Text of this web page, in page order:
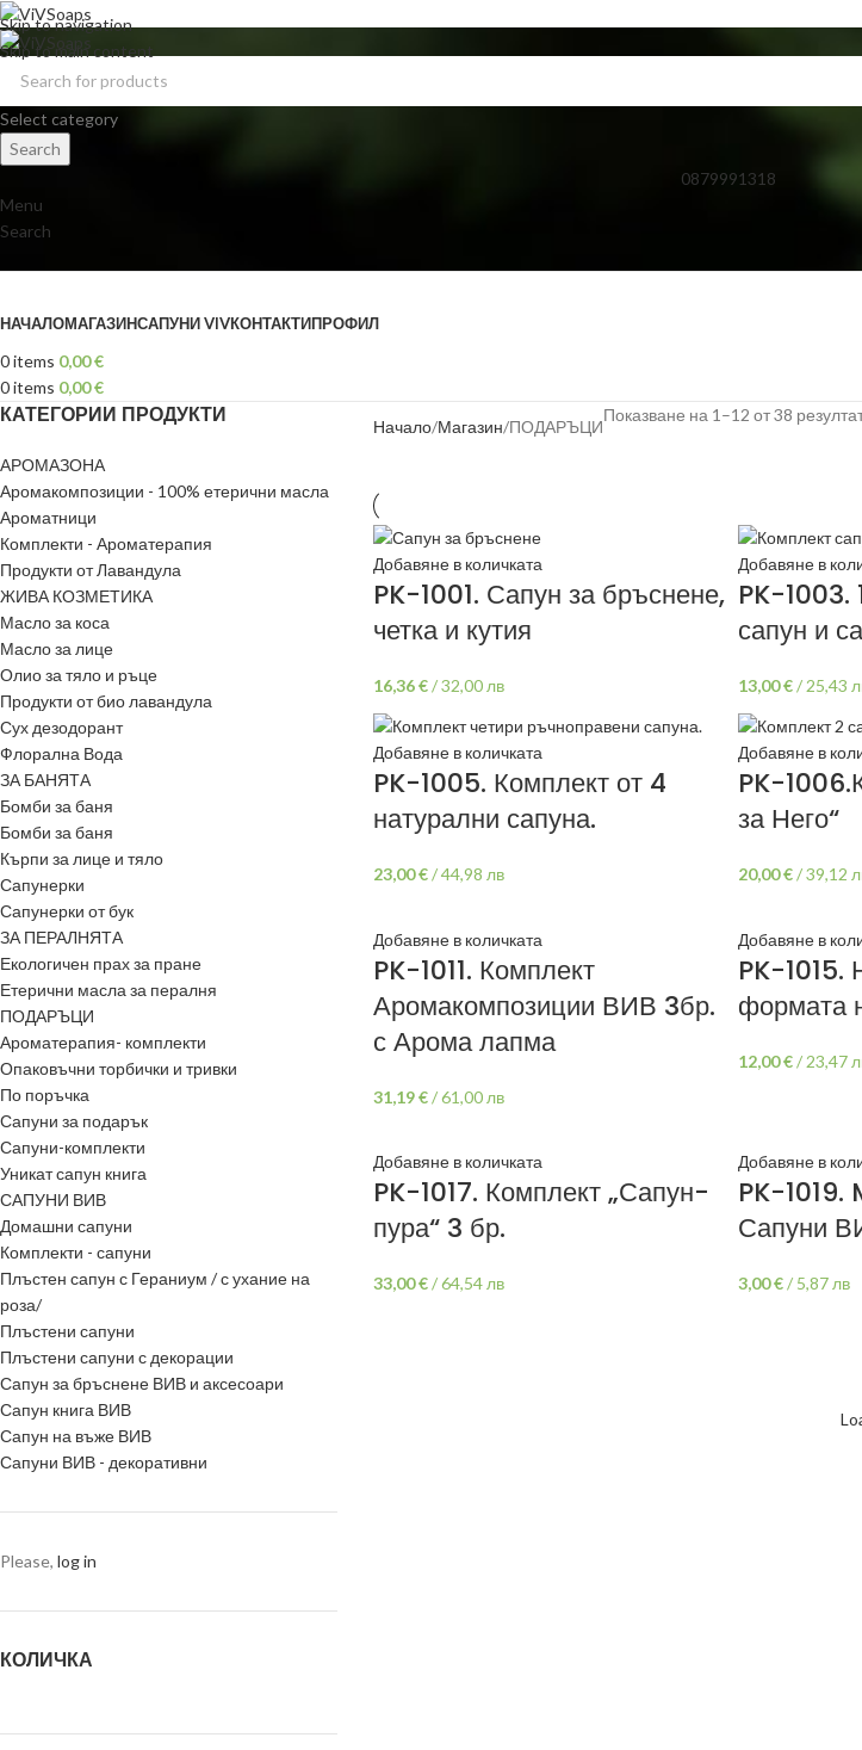
Skip to navigation
Skip to main content
Select category
Search
0879991318
Menu
Search
НАЧАЛОМАГАЗИНСАПУНИ VIVКОНТАКТИПРОФИЛ
0items 0,00€
0items 0,00€
КАТЕГОРИИ ПРОДУКТИ
АРОМАЗОНА
Аромакомпозиции - 100% етерични масла
Ароматници
Комплекти - Ароматерапия
Продукти от Лавандула
ЖИВА КОЗМЕТИКА
Масло за коса
Масло за лице
Олио за тяло и ръце
Продукти от био лавандула
Сух дезодорант
Флорална Вода
ЗА БАНЯТА
Бомби за баня
Бомби за баня
Кърпи за лице и тяло
Сапунерки
Сапунерки от бук
ЗА ПЕРАЛНЯТА
Екологичен прах за пране
Етерични масла за пералня
ПОДАРЪЦИ
Ароматерапия- комплекти
Опаковъчни торбички и тривки
По поръчка
Сапуни за подарък
Сапуни-комплекти
Уникат сапун книга
САПУНИ ВИВ
Домашни сапуни
Комплекти - сапуни
Плъстен сапун с Гераниум / с ухание на
роза/
Плъстени сапуни
Плъстени сапуни с декорации
Сапун за бръснене ВИВ и аксесоари
Сапун книга ВИВ
Сапун на въже ВИВ
Сапуни ВИВ - декоративни
Please, log in
КОЛИЧКА
Начало Магазин ПОДАРЪЦИ
Показване на 1–12 от 38
Добавяне в количката
PK-1001. Сапун за бръснене,
четка и кутия
16,36€/32,00 лв
Добавяне в
PK-1003.
сапун и
13,00€/ 25,43
Добавяне в количката
PK-1005. Комплект от 4
натурални сапуна.
23,00€/44,98 лв
Добавяне в
PK-
за Него“
20,00€/39,12
Добавяне в количката
PK-1011. Комплект
Аромакомпозиции ВИВ 3бр.
с Арома лапма
31,19€/61,00 лв
Добавяне в
PK-1015.
формата
12,00€/ 23,47
Добавяне в количката
PK-1017. Комплект „Сапун-
пура“ 3 бр.
33,00€/64,54 лв
Добавяне в
PK-1019.
Сапуни
3,00€/ 5,87 лв